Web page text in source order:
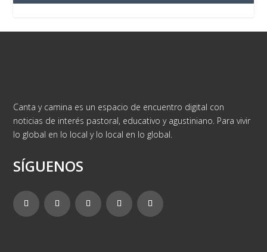
Canta y camina es un espacio de encuentro digital con
noticias de interés pastoral, educativo y agustiniano. Para vivir
lo global en lo local y lo local en lo global.
SÍGUENOS